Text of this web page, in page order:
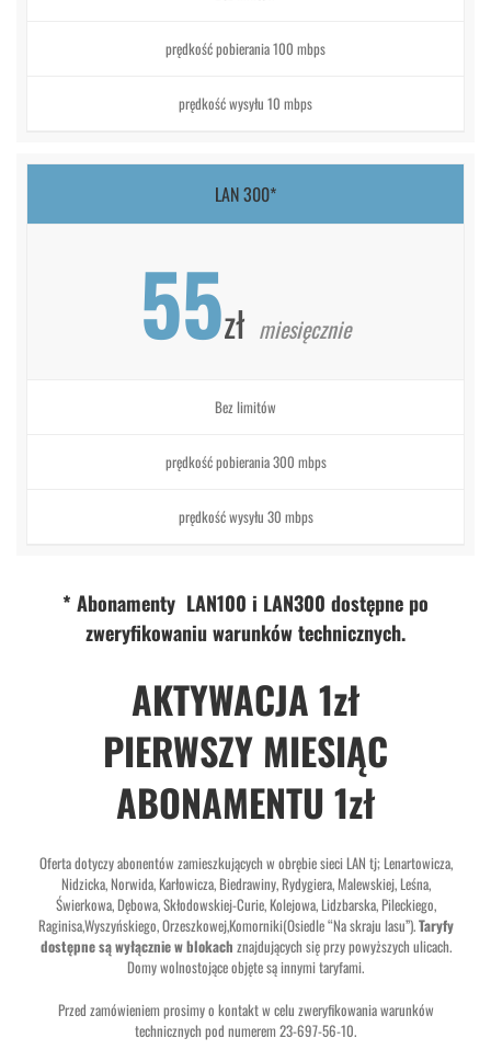
prędkość pobierania 100 mbps
prędkość wysyłu 10 mbps
LAN 300*
55zł miesięcznie
Bez limitów
prędkość pobierania 300 mbps
prędkość wysyłu 30 mbps
* Abonamenty LAN100 i LAN300 dostępne po
zweryfikowaniu warunków technicznych.
AKTYWACJA 1zł
PIERWSZY MIESIĄC
ABONAMENTU 1zł
Oferta dotyczy abonentów zamieszkujących w obrębie sieci LAN tj; Lenartowicza,
Nidzicka, Norwida, Karłowicza, Biedrawiny, Rydygiera, Malewskiej, Leśna,
Świerkowa, Dębowa, Skłodowskiej-Curie, Kolejowa, Lidzbarska, Pileckiego,
Raginisa,Wyszyńskiego, Orzeszkowej,Komorniki(Osiedle “Na skraju lasu”).Taryfy
dostępne są wyłącznie w blokach znajdujących się przy powyższych ulicach.
Domy wolnostojące objęte są innymi taryfami.
Przed zamówieniem prosimy o kontakt w celu zweryfikowania warunków
technicznych pod numerem 23-697-56-10.